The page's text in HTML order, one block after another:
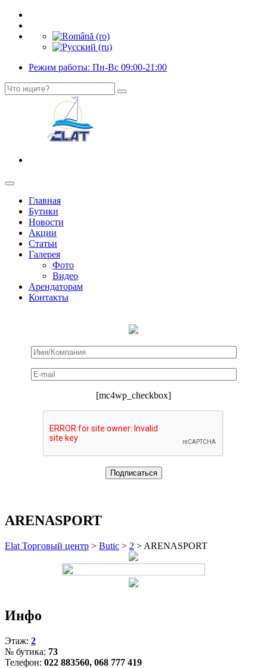
Режим работы: Пн-Вс 09:00-21:00
Главная
Бутики
Новости
Акции
Статьи
Галерея
Фото
Видео
Арендаторам
Контакты
[mc4wp_checkbox]
ARENASPORT
Elat Торговый центр > Butic > 2 > ARENASPORT
Инфо
Этаж: 2
№ бутика: 73
Телефон: 022 883560, 068 777 419